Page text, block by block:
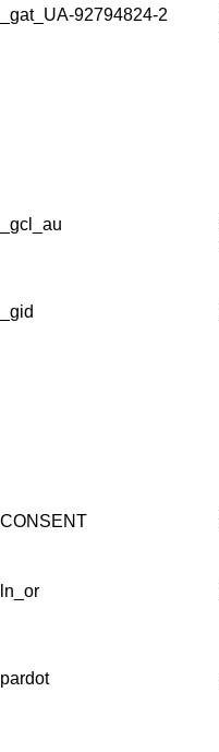
_gat_UA-92794824-2
_gcl_au
_gid
CONSENT
ln_or
pardot